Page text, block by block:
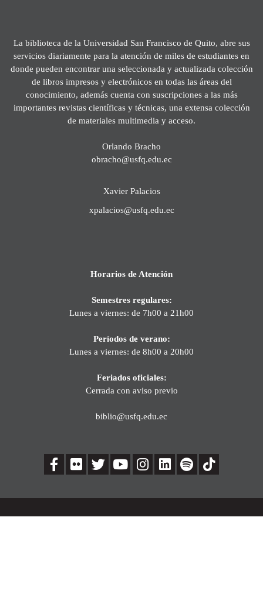
La biblioteca de la Universidad San Francisco de Quito, abre sus
servicios diariamente para la atención de miles de estudiantes en
donde pueden encontrar una seleccionada y actualizada colección
de libros impresos y electrónicos en todas las áreas del
conocimiento, además cuenta con suscripciones a las más
importantes revistas científicas y técnicas, una extensa colección
de materiales multimedia y acceso.
Orlando Bracho
obracho@usfq.edu.ec
Xavier Palacios
xpalacios@usfq.edu.ec
Horarios de Atención
Semestres regulares:
Lunes a viernes: de 7h00 a 21h00
Períodos de verano:
Lunes a viernes: de 8h00 a 20h00
Feriados oficiales:
Cerrada con aviso previo
biblio@usfq.edu.ec